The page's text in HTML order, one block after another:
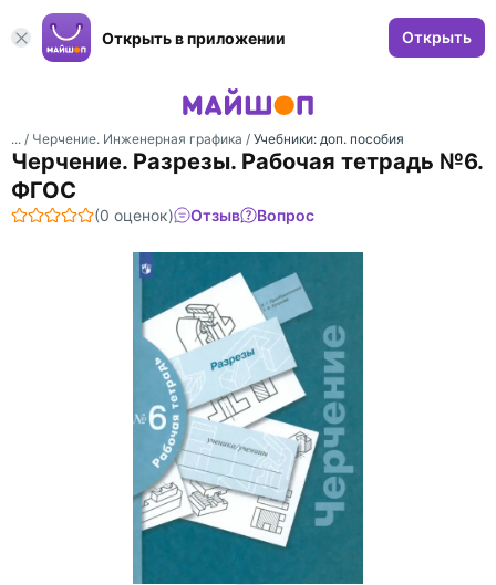
Открыть в приложении Открыть
... / Черчение. Инженерная графика / Учебники: доп. пособия
Черчение. Разрезы. Рабочая тетрадь №6.
ФГОС
(0 оценок) Отзыв Вопрос